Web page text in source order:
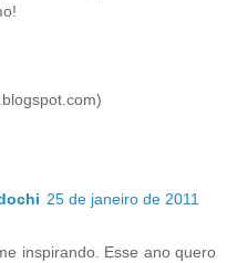
25 de janeiro de 2011
inspirando. Esse ano quero